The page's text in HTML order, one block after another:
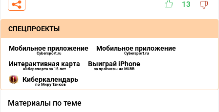
13
СПЕЦПРОЕКТЫ
Мобильное приложение
Cybersport.ru
Мобильное приложение
Cybersport.ru
Интерактивная карта
киберспорта за 15 лет
Выиграй iPhone
за прогнозы на MLBB
Киберкалендарь
по Миру Танков
Материалы по теме